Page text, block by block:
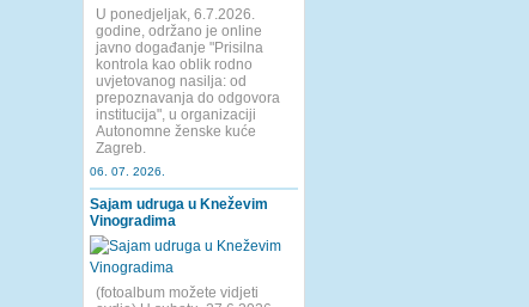
U ponedjeljak, 6.7.2026.
godine, održano je online
javno događanje "Prisilna
kontrola kao oblik rodno
uvjetovanog nasilja: od
prepoznavanja do odgovora
institucija", u organizaciji
Autonomne ženske kuće
Zagreb.
06. 07. 2026.
Sajam udruga u Kneževim
Vinogradima
(fotoalbum možete vidjeti